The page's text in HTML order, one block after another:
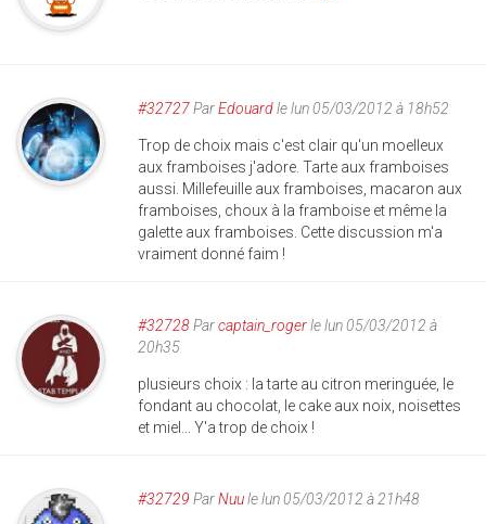
#32727ParEdouardle lun 05/03/2012 à 18h52
Trop de choix mais c'est clair qu'un moelleux
aux framboises j'adore. Tarte aux framboises
aussi. Millefeuille aux framboises, macaron aux
framboises, choux à la framboise et même la
galette aux framboises. Cette discussion m'a
vraiment donné faim !
#32728Parcaptain_rogerle lun 05/03/2012 à
20h35
plusieurs choix : la tarte au citron meringuée, le
fondant au chocolat, le cake aux noix, noisettes
et miel... Y'a trop de choix !
#32729 ParNuule lun 05/03/2012 à 21h48